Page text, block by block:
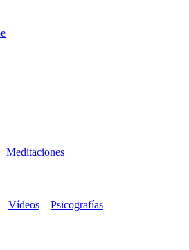
Meditaciones
Vídeos Psicografías